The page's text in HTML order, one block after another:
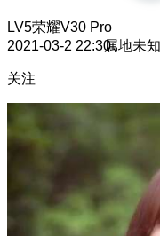
LV5荣耀V30 Pro
2021-03-2 22:30属地未知
关注